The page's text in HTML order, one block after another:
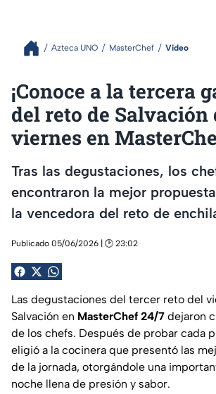
Azteca UNO MasterChef Video
¡Conoce a la tercera
del reto de Salvación
viernes en
Tras las degustaciones, los
encontraron la mejor
la vencedora del reto de
Publicado 05/06/2026 | 🕑 23:02
Las degustaciones del tercer reto del
Salvación en MasterChef 24/7 dejaron
de los chefs. Después de probar cada
eligió a la cocinera que presentó las
de la jornada, otorgándole una
noche llena de presión y sabor.